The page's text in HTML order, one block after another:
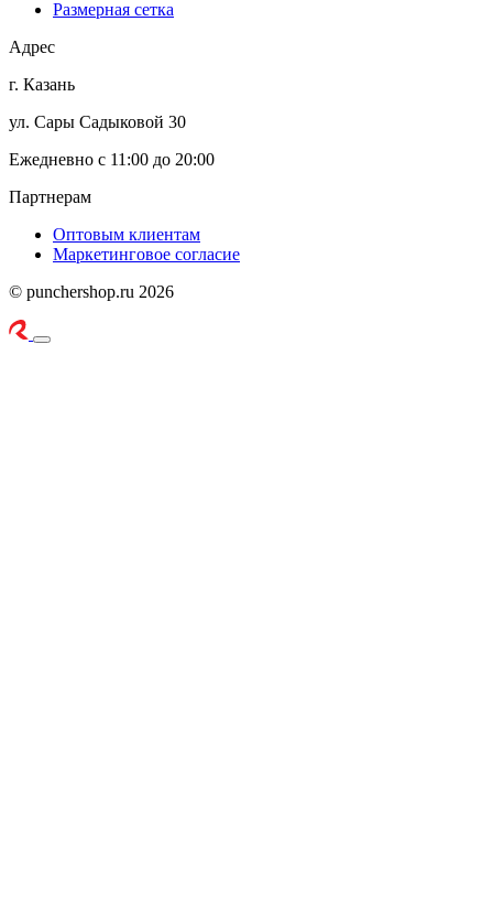
Размерная сетка
Адрес
г. Казань
ул. Сары Садыковой 30
Ежедневно с 11:00 до 20:00
Партнерам
Оптовым клиентам
Маркетинговое согласие
© punchershop.ru 2026